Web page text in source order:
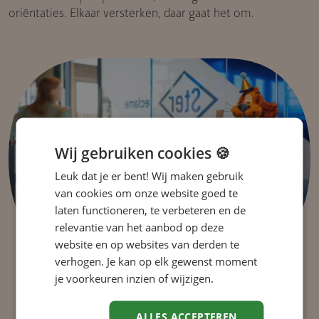
oriëntaties. Elkaar versterken, daar gaat het om.
Wij gebruiken cookies 🍪
Leuk dat je er bent! Wij maken gebruik
van cookies om onze website goed te
laten functioneren, te verbeteren en de
relevantie van het aanbod op deze
website en op websites van derden te
verhogen. Je kan op elk gewenst moment
je voorkeuren inzien of wijzigen.
ALLES ACCEPTEREN